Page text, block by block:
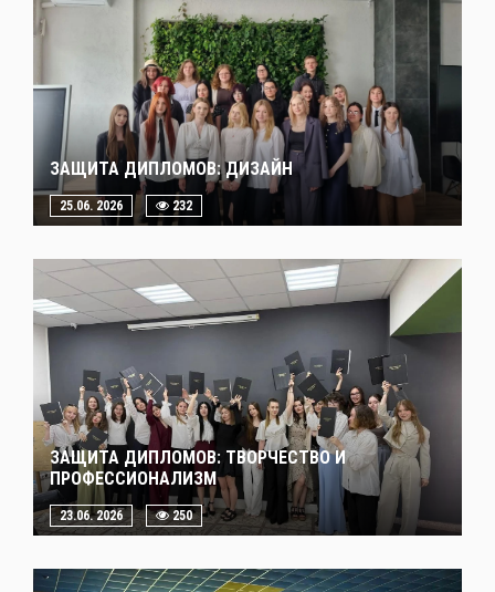
ЗАЩИТА ДИПЛОМОВ: ДИЗАЙН
25.06. 2026 232
ЗАЩИТА ДИПЛОМОВ: ТВОРЧЕСТВО И
ПРОФЕССИОНАЛИЗМ
23.06. 2026 250